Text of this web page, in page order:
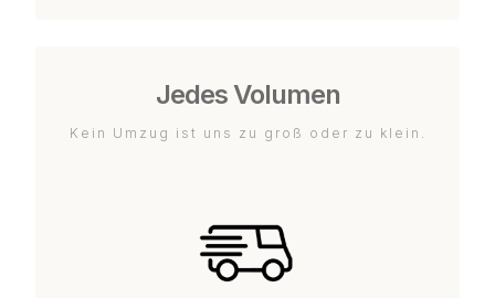
Jedes Volumen
Kein Umzug ist uns zu groß oder zu klein.